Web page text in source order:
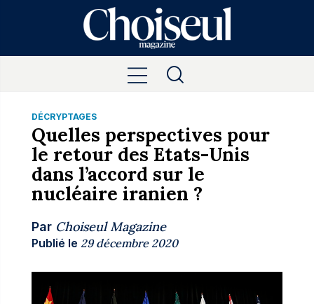
DÉCRYPTAGES
Quelles perspectives pour
le retour des Etats-Unis
dans l’accord sur le
nucléaire iranien ?
Par Choiseul Magazine
Publié le 29 décembre 2020